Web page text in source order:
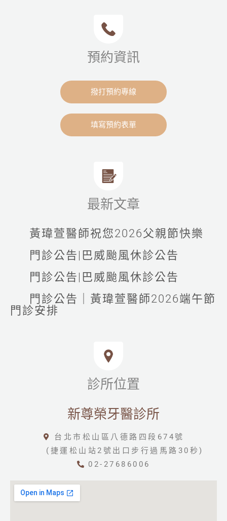
預約資訊
撥打預約專線
填寫預約表單
最新文章
黃瑋萱醫師祝您2026父親節快樂
門診公告|巴威颱風休診公告
門診公告|巴威颱風休診公告
門診公告｜黃瑋萱醫師2026端午節
門診安排
診所位置
新尊榮牙醫診所
台北市松山區八德路四段674號
(捷運松山站2號出口步行過馬路30秒)
02-27686006